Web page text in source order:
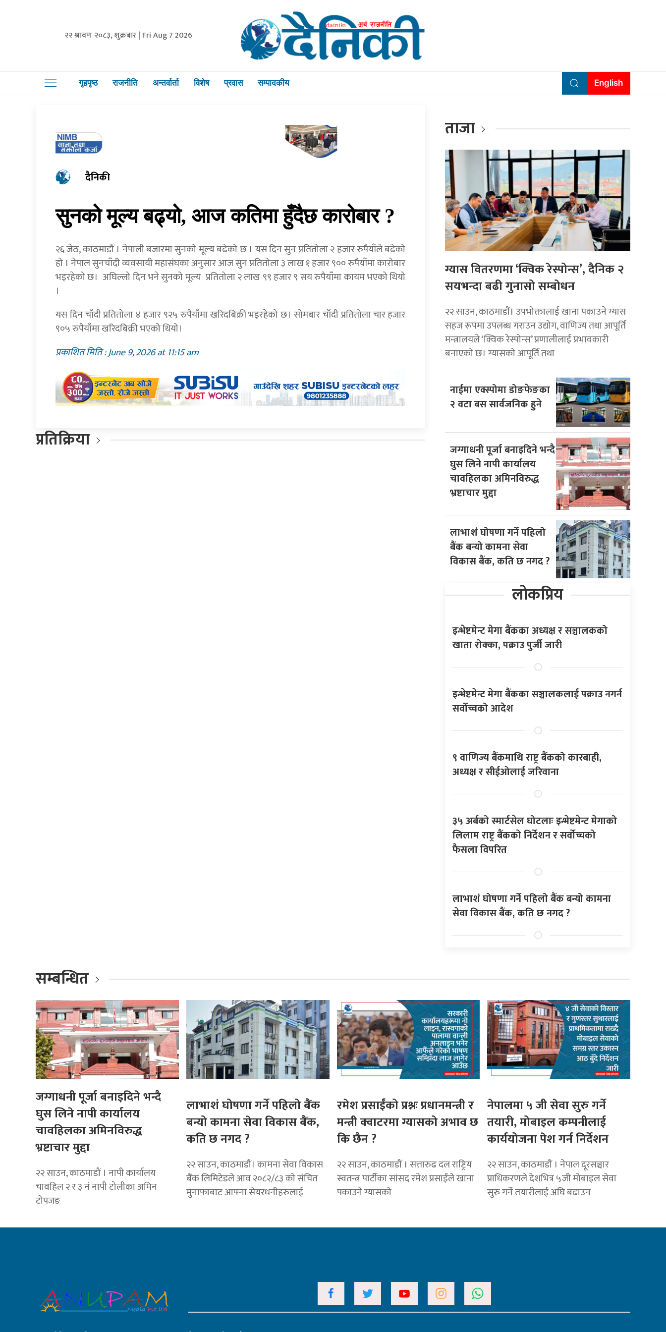
२२ श्रावण २०८३, शुक्रबार | Fri Aug 7 2026
गृहपृष्ठ राजनीति अन्तर्वार्ता विशेष प्रवास सम्पादकीय English
दैनिकी
सुनको मूल्य बढ्यो, आज कतिमा हुँदैछ कारोबार ?
२६ जेठ, काठमाडौं । नेपाली बजारमा सुनको मूल्य बढेको छ । यस दिन सुन प्रतितोला २ हजार रुपैयाँले बढेको
हो । नेपाल सुनचाँदी व्यवसायी महासंघका अनुसार आज सुन प्रतितोला ३ लाख १ हजार ९०० रुपैयाँमा कारोबार
भइरहेको छ। अघिल्लो दिन भने सुनको मूल्य प्रतितोला २ लाख ९९ हजार ९ सय रुपैयाँमा कायम भएको थियो
।
यस दिन चाँदी प्रतितोला ४ हजार ९२५ रुपैयाँमा खरिदबिक्री भइरहेको छ। सोमबार चाँदी प्रतितोला चार हजार
९०५ रुपैयाँमा खरिदबिक्री भएको थियो।
प्रकाशित मिति : June 9, 2026 at 11:15 am
प्रतिक्रिया
ताजा
ग्यास वितरणमा ‘क्विक रेस्पोन्स’, दैनिक २
सयभन्दा बढी गुनासो सम्बोधन
२२ साउन, काठमाडाैं। उपभोक्तालाई खाना पकाउने ग्यास
सहज रूपमा उपलब्ध गराउन उद्योग, वाणिज्य तथा आपूर्ति
मन्त्रालयले ‘क्विक रेस्पोन्स’ प्रणालीलाई प्रभावकारी
बनाएको छ। ग्यासको आपूर्ति तथा
नाईमा एक्स्पोमा डोङफेङका
२ वटा बस सार्वजनिक हुने
जग्गाधनी पूर्जा बनाइदिने भन्दै
घुस लिने नापी कार्यालय
चावहिलका अमिनविरुद्ध
भ्रष्टाचार मुद्दा
लाभाशं घोषणा गर्ने पहिलो
बैंक बन्यो कामना सेवा
विकास बैंक, कति छ नगद ?
लोकप्रिय
इन्भेष्टमेन्ट मेगा बैंकका अध्यक्ष र सञ्चालकको
खाता रोक्का, पक्राउ पुर्जी जारी
इन्भेष्टमेन्ट मेगा बैंकका सञ्चालकलाई पक्राउ नगर्न
सर्वोच्चको आदेश
९ वाणिज्य बैंकमाथि राष्ट्र बैंकको कारबाही,
अध्यक्ष र सीईओलाई जरिवाना
३५ अर्बको स्मार्टसेल घोटलाः इन्भेष्टमेन्ट मेगाको
लिलाम राष्ट्र बैंकको निर्देशन र सर्वोच्चको
फैसला विपरित
लाभाशं घोषणा गर्ने पहिलो बैंक बन्यो कामना
सेवा विकास बैंक, कति छ नगद ?
सम्बन्धित
जग्गाधनी पूर्जा बनाइदिने भन्दै
घुस लिने नापी कार्यालय
चावहिलका अमिनविरुद्ध
भ्रष्टाचार मुद्दा
२२ साउन, काठमाडौं । नापी कार्यालय
चावहिल २ र ३ नं नापी टोलीका अमिन
टोपजङ
लाभाशं घोषणा गर्ने पहिलो बैंक
बन्यो कामना सेवा विकास बैंक,
कति छ नगद ?
२२ साउन, काठमाडाैं। कामना सेवा विकास
बैंक लिमिटेडले आव २०८२/८३ को संचित
मुनाफाबाट आफ्ना सेयरधनीहरुलाई
रमेश प्रसाईंको प्रश्नः प्रधानमन्त्री र
मन्त्री क्वाटरमा ग्यासको अभाव छ
कि छैन ?
२२ साउन, काठमाडौं । सत्तारुढ दल राष्ट्रिय
स्वतन्त्र पार्टीका सांसद रमेश प्रसाईंले खाना
पकाउने ग्यासको
नेपालमा ५ जी सेवा सुरु गर्ने
तयारी, मोबाइल कम्पनीलाई
कार्ययोजना पेश गर्न निर्देशन
२२ साउन, काठमाडाैं । नेपाल दूरसञ्चार
प्राधिकरणले देशभित्र ५जी मोबाइल सेवा
सुरु गर्ने तयारीलाई अघि बढाउन